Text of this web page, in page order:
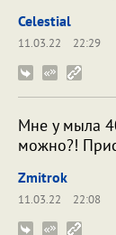
Celestial
11.03.22
22:29
Мне у мыла
можно?!
Zmitrok
11.03.22
22:08